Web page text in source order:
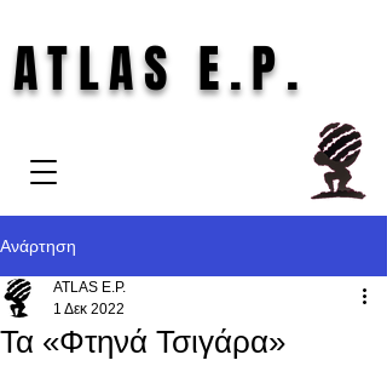
ATLAS E.P.
Ανάρτηση
Τα «Φτηνά Τσιγάρα»
ATLAS E.P.
1 Δεκ 2022